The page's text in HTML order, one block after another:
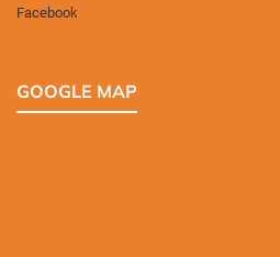
Facebook
GOOGLE MAP